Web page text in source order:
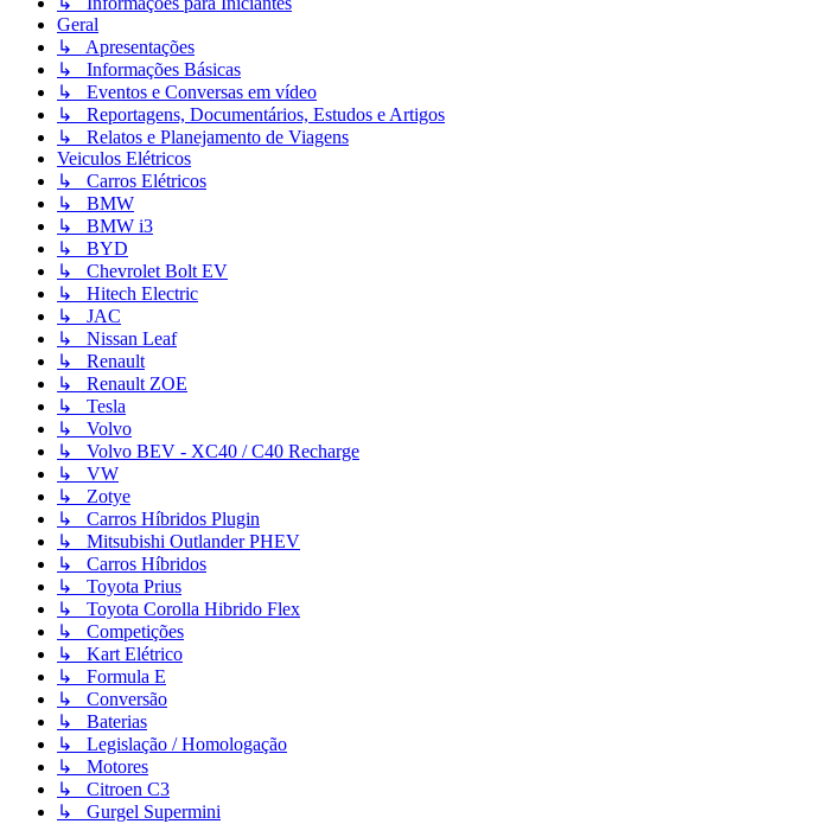
Geral
↳ Apresentações
↳ Informações Básicas
↳ Eventos e Conversas em vídeo
↳ Reportagens, Documentários, Estudos e Artigos
↳ Relatos e Planejamento de Viagens
Veiculos Elétricos
↳ Carros Elétricos
↳ BMW
↳ BMW i3
↳ BYD
↳ Chevrolet Bolt EV
↳ Hitech Electric
↳ JAC
↳ Nissan Leaf
↳ Renault
↳ Renault ZOE
↳ Tesla
↳ Volvo
↳ Volvo BEV - XC40 / C40 Recharge
↳ VW
↳ Zotye
↳ Carros Híbridos Plugin
↳ Mitsubishi Outlander PHEV
↳ Carros Híbridos
↳ Toyota Prius
↳ Toyota Corolla Hibrido Flex
↳ Competições
↳ Kart Elétrico
↳ Formula E
↳ Conversão
↳ Baterias
↳ Legislação / Homologação
↳ Motores
↳ Citroen C3
↳ Gurgel Supermini